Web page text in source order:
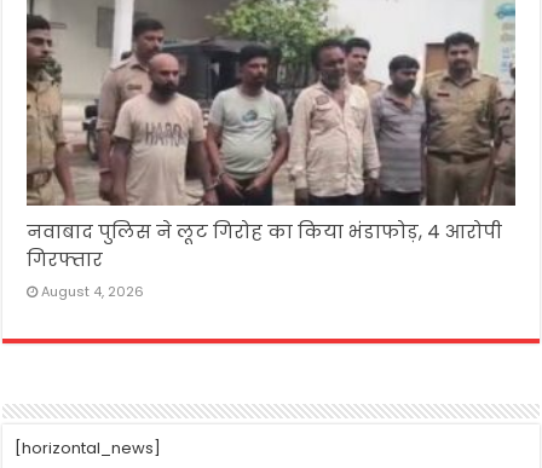
नवाबाद पुलिस ने लूट गिरोह का किया भंडाफोड़, 4 आरोपी
गिरफ्तार
August 4, 2026
[horizontal_news]